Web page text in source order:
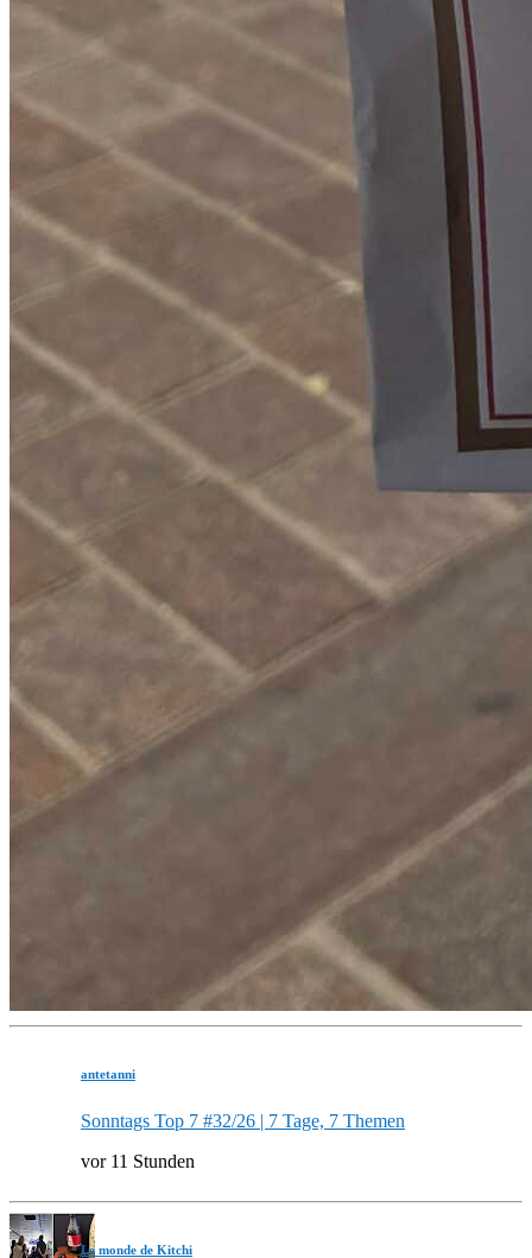
antetanni
Sonntags Top 7 #32/26 | 7 Tage, 7 Themen
vor 11 Stunden
Le monde de Kitchi